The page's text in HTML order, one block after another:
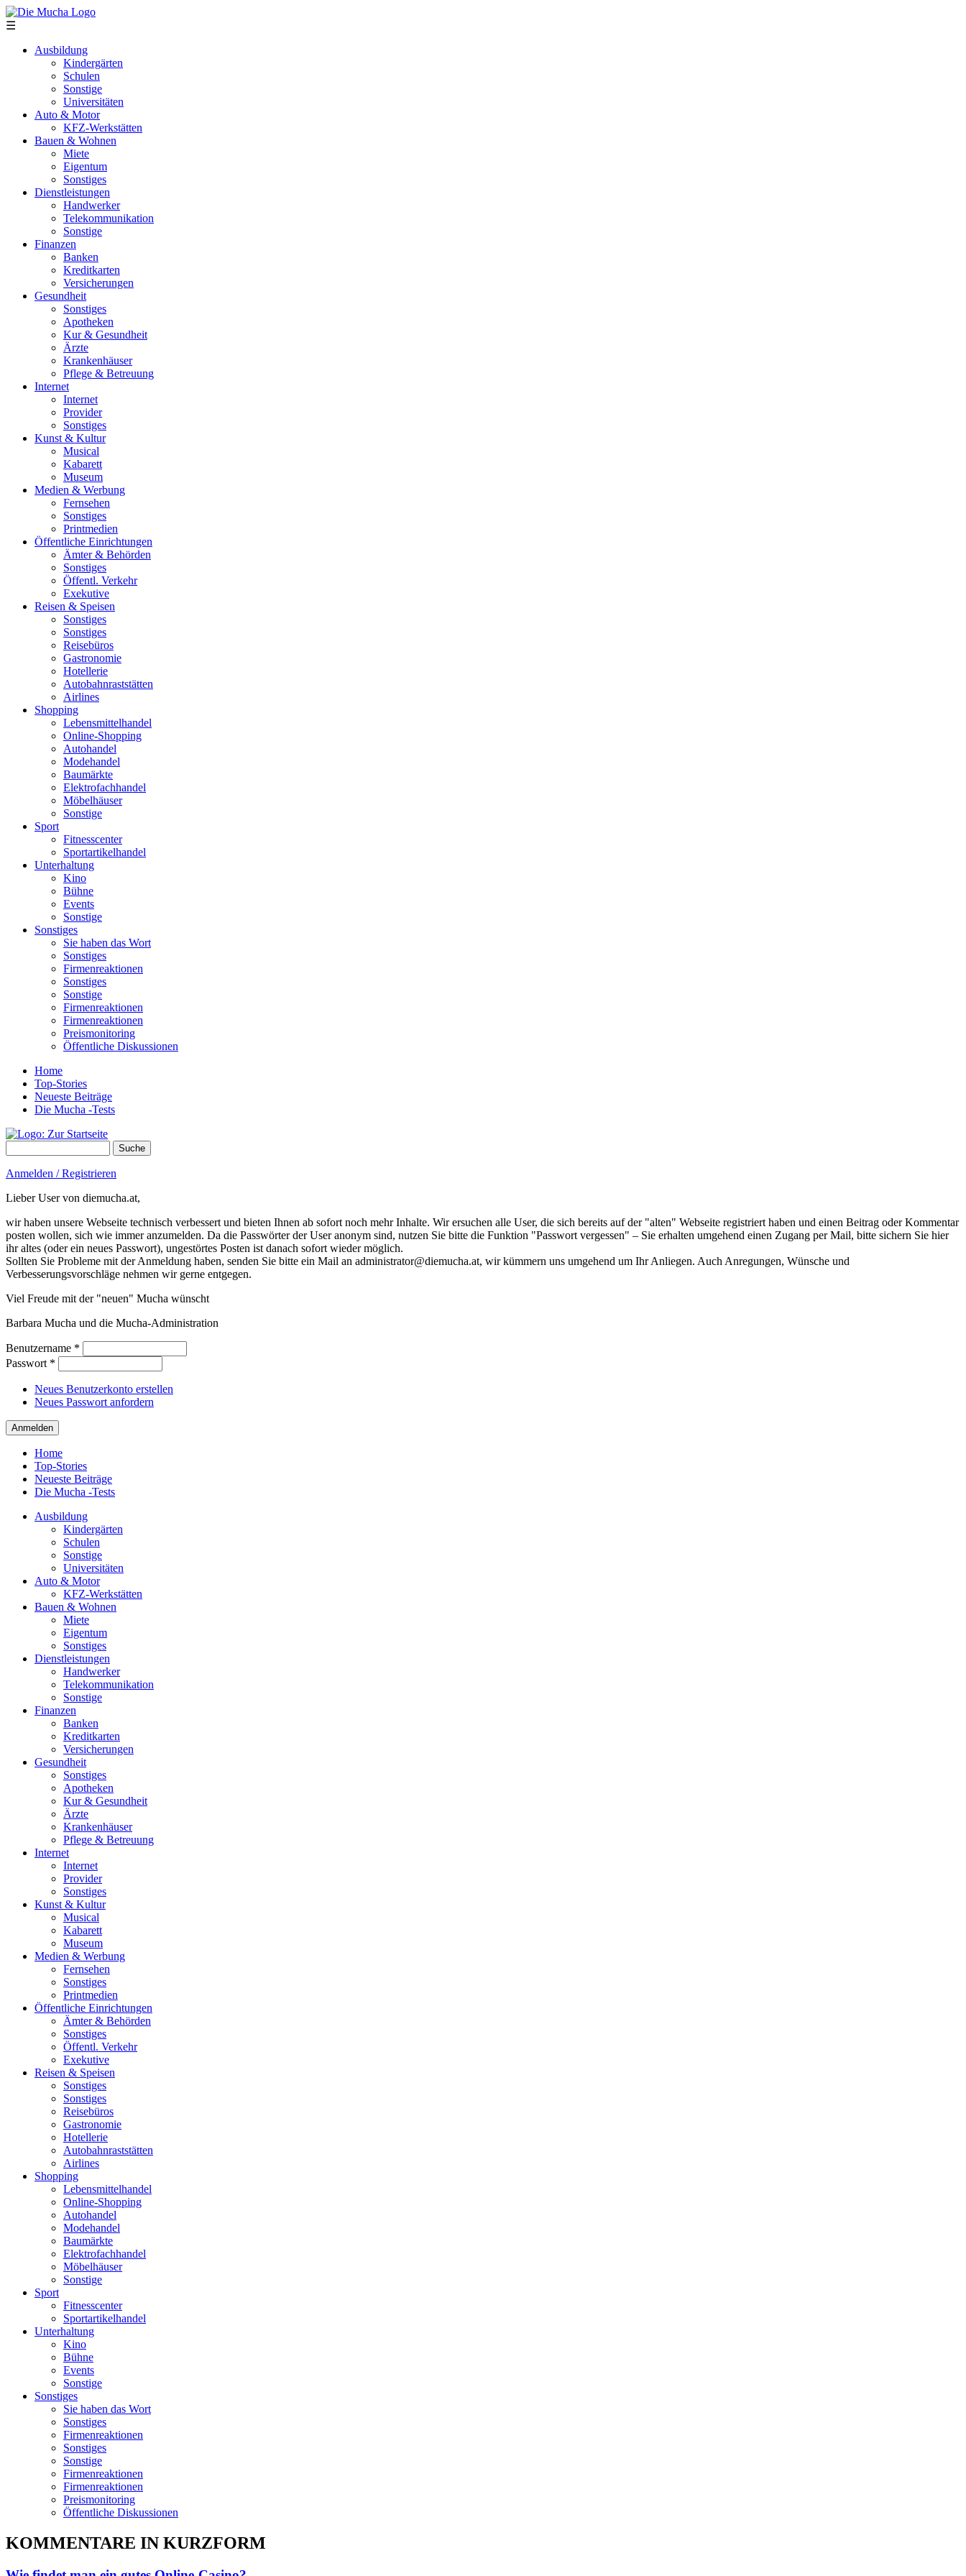
Direkt zum Inhalt
☰
Ausbildung
Kindergärten
Schulen
Sonstige
Universitäten
Auto & Motor
KFZ-Werkstätten
Bauen & Wohnen
Miete
Eigentum
Sonstiges
Dienstleistungen
Handwerker
Telekommunikation
Sonstige
Finanzen
Banken
Kreditkarten
Versicherungen
Gesundheit
Sonstiges
Apotheken
Kur & Gesundheit
Ärzte
Krankenhäuser
Pflege & Betreuung
Internet
Internet
Provider
Sonstiges
Kunst & Kultur
Musical
Kabarett
Museum
Medien & Werbung
Fernsehen
Sonstiges
Printmedien
Öffentliche Einrichtungen
Ämter & Behörden
Sonstiges
Öffentl. Verkehr
Exekutive
Reisen & Speisen
Sonstiges
Sonstiges
Reisebüros
Gastronomie
Hotellerie
Autobahnraststätten
Airlines
Shopping
Lebensmittelhandel
Online-Shopping
Autohandel
Modehandel
Baumärkte
Elektrofachhandel
Möbelhäuser
Sonstige
Sport
Fitnesscenter
Sportartikelhandel
Unterhaltung
Kino
Bühne
Events
Sonstige
Sonstiges
Sie haben das Wort
Sonstiges
Firmenreaktionen
Sonstiges
Sonstige
Firmenreaktionen
Firmenreaktionen
Preismonitoring
Öffentliche Diskussionen
Home
Top-Stories
Neueste Beiträge
Die Mucha -Tests
Anmelden / Registrieren
Lieber User von diemucha.at,
wir haben unsere Webseite technisch verbessert und bieten Ihnen ab sofort noch mehr Inhalte. Wir ersuchen alle User, die sich bereits auf der "alten" Webseite registriert haben und einen Beitrag oder Kommentar
posten wollen, sich wie immer anzumelden. Da die Passwörter der User anonym sind, nutzen Sie bitte die Funktion "Passwort vergessen" – Sie erhalten umgehend einen Zugang per Mail, bitte sichern Sie hier
ihr altes (oder ein neues Passwort), ungestörtes Posten ist danach sofort wieder möglich.
Sollten Sie Probleme mit der Anmeldung haben, senden Sie bitte ein Mail an administrator@diemucha.at, wir kümmern uns umgehend um Ihr Anliegen. Auch Anregungen, Wünsche und
Verbesserungsvorschläge nehmen wir gerne entgegen.
Viel Freude mit der "neuen" Mucha wünscht
Barbara Mucha und die Mucha-Administration
Benutzername *
Passwort *
Neues Benutzerkonto erstellen
Neues Passwort anfordern
Home
Top-Stories
Neueste Beiträge
Die Mucha -Tests
Ausbildung
Kindergärten
Schulen
Sonstige
Universitäten
Auto & Motor
KFZ-Werkstätten
Bauen & Wohnen
Miete
Eigentum
Sonstiges
Dienstleistungen
Handwerker
Telekommunikation
Sonstige
Finanzen
Banken
Kreditkarten
Versicherungen
Gesundheit
Sonstiges
Apotheken
Kur & Gesundheit
Ärzte
Krankenhäuser
Pflege & Betreuung
Internet
Internet
Provider
Sonstiges
Kunst & Kultur
Musical
Kabarett
Museum
Medien & Werbung
Fernsehen
Sonstiges
Printmedien
Öffentliche Einrichtungen
Ämter & Behörden
Sonstiges
Öffentl. Verkehr
Exekutive
Reisen & Speisen
Sonstiges
Sonstiges
Reisebüros
Gastronomie
Hotellerie
Autobahnraststätten
Airlines
Shopping
Lebensmittelhandel
Online-Shopping
Autohandel
Modehandel
Baumärkte
Elektrofachhandel
Möbelhäuser
Sonstige
Sport
Fitnesscenter
Sportartikelhandel
Unterhaltung
Kino
Bühne
Events
Sonstige
Sonstiges
Sie haben das Wort
Sonstiges
Firmenreaktionen
Sonstiges
Sonstige
Firmenreaktionen
Firmenreaktionen
Preismonitoring
Öffentliche Diskussionen
KOMMENTARE IN KURZFORM